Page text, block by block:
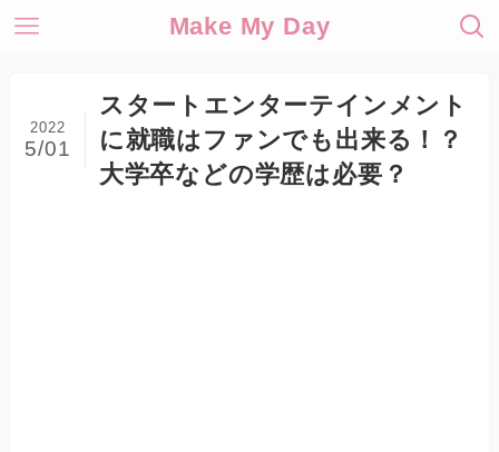
Make My Day
スタートエンターテインメント
に就職はファンでも出来る！？
大学卒などの学歴は必要？
2022
5/01